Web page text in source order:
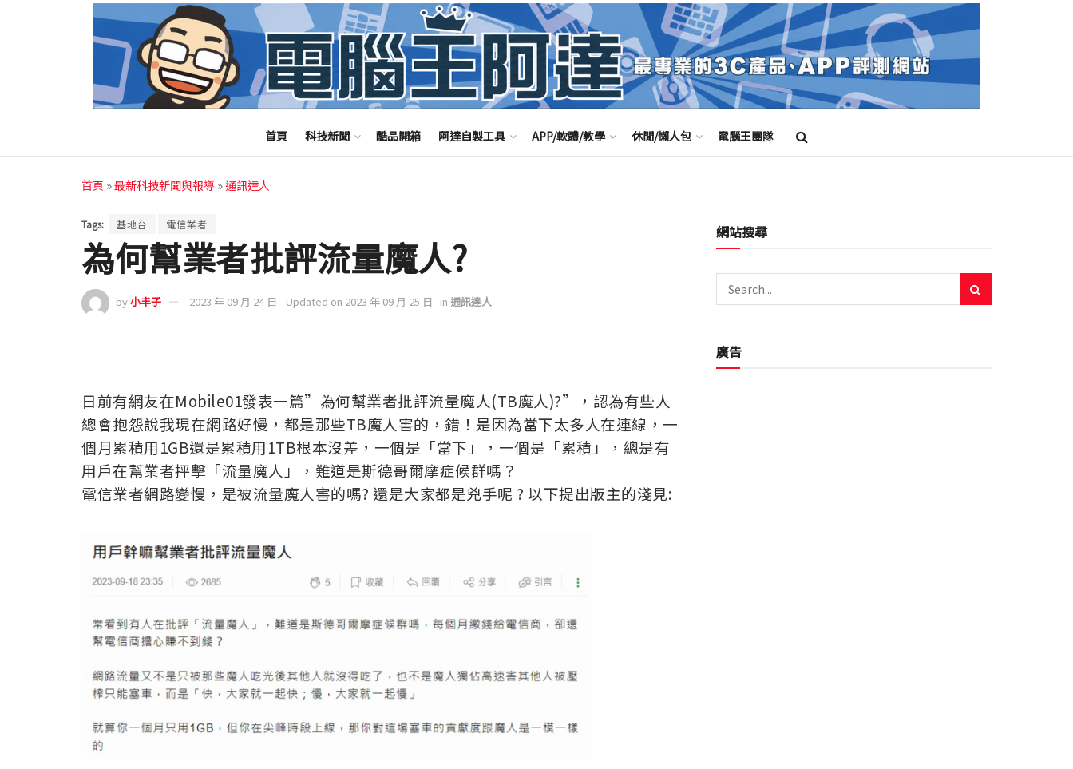
首頁 科技新聞 酷品開箱 阿達自製工具 APP/軟體/教學 休閒/懶人包 電腦王團隊
首頁 »最新科技新聞與報導 »通訊達人
Tags: 基地台 電信業者
為何幫業者批評流量魔人?
by小丰子 2023 年 09 月 24 日 - Updated on 2023 年 09 月 25 日 in 通訊達人
日前有網友在Mobile01發表一篇”為何幫業者批評流量魔人(TB魔人)?”，認為有些人
總會抱怨說我現在網路好慢，都是那些TB魔人害的，錯！是因為當下太多人在連線，一
個月累積用1GB還是累積用1TB根本沒差，一個是「當下」，一個是「累積」，總是有
用戶在幫業者抨擊「流量魔人」，難道是斯德哥爾摩症候群嗎？
電信業者網路變慢，是被流量魔人害的嗎? 還是大家都是兇手呢 ? 以下提出版主的淺見:
網站搜尋
廣告